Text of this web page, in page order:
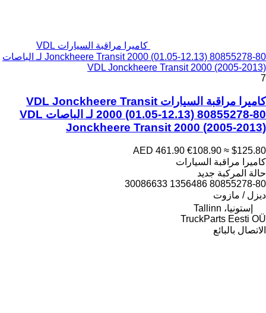
كاميرا مراقبة السيارات VDL
Jonckheere Transit 2000 (01.05-12.13) 80855278-80 لـ الباصات
VDL Jonckheere Transit 2000 (2005-2013)
7
كاميرا مراقبة السيارات VDL Jonckheere Transit
2000 (01.05-12.13) 80855278-80 لـ الباصات VDL
Jonckheere Transit 2000 (2005-2013)
AED 461.90 €108.90 ≈ $125.80
كاميرا مراقبة السيارات
حالة المركبة جديد
80855278-80 1356486 30086633
ديزل / مازوت
إستونيا، Tallinn
TruckParts Eesti OÜ
الاتصال بالبائع